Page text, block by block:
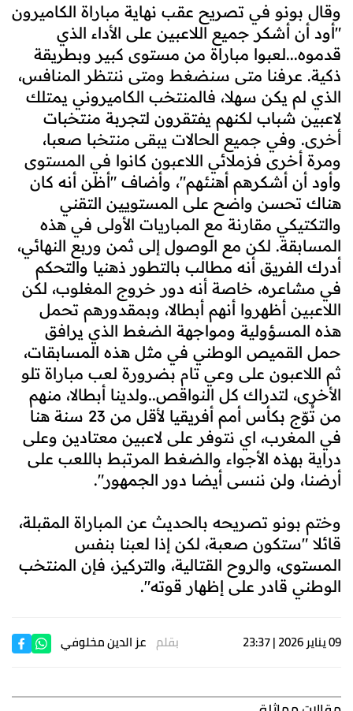
وقال بونو في تصريح عقب نهاية مباراة الكاميرون
"أود أن أشكر جميع اللاعبين على الأداء الذي
قدموه...لعبوا مباراة من مستوى كبير وبطريقة
ذكية. عرفنا متى سنضغط ومتى ننتظر المنافس،
الذي لم يكن سهلا، فالمنتخب الكاميروني يمتلك
لاعبين شباب لكنهم يفتقرون لتجربة منتخبات
أخرى. وفي جميع الحالات يبقى منتخبا صعبا،
ومرة أخرى فزملائي اللاعبون كانوا في المستوى
وأود أن أشكرهم أهنئهم"، وأضاف "أظن أنه كان
هناك تحسن واضح على المستويين التقني
والتكتيكي مقارنة مع المباريات الأولى في هذه
المسابقة. لكن مع الوصول إلى ثمن وربع النهائي،
أدرك الفريق أنه مطالب بالتطور ذهنيا والتحكم
في مشاعره، خاصة أنه دور خروج المغلوب، لكن
اللاعبين أظهروا أنهم أبطالا، وبمقدورهم تحمل
هذه المسؤولية ومواجهة الضغط الذي يرافق
حمل القميص الوطني في مثل هذه المسابقات،
ثم اللاعبون على وعي تام بضرورة لعب مباراة تلو
الأخرى، لتدراك كل النواقص..ولدينا أبطالا، منهم
من تُوّج بكأس أمم أفريقيا لأقل من 23 سنة هنا
في المغرب، اي نتوفر على لاعبين معتادين وعلى
دراية بهذه الأجواء والضغط المرتبط باللعب على
أرضنا، ولن ننسى أيضا دور الجمهور".
وختم بونو تصريحه بالحديث عن المباراة المقبلة،
قائلا "ستكون صعبة، لكن إذا لعبنا بنفس
المستوى، والروح القتالية، والتركيز، فإن المنتخب
الوطني قادر على إظهار قوته".
09 يناير 2026 | 23:37 بقلم عز الدين مخلوفي